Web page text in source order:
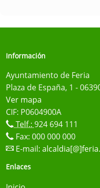
Información
Ayuntamiento de Feria
Plaza de España, 1 -
Ver mapa
CIF: P0604900A
Telf.: 924 694 111
Fax: 000 000 000
E-mail:
Enlaces